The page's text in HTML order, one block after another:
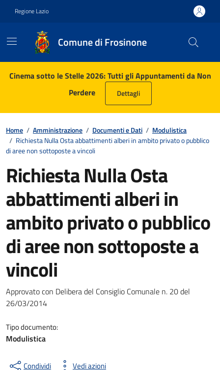
Regione Lazio
Comune di Frosinone
Contenuti in evidenza
Cinema sotto le Stelle 2026: Tutti gli Appuntamenti da Non
Perdere
Dettagli
Home / Amministrazione / Documenti e Dati / Modulistica
/ Richiesta Nulla Osta abbattimenti alberi in ambito privato o pubblico
di aree non sottoposte a vincoli
Richiesta Nulla Osta
abbattimenti alberi in
ambito privato o pubblico
di aree non sottoposte a
vincoli
Dettagli del documento
Approvato con Delibera del Consiglio Comunale n. 20 del
26/03/2014
Tipo documento:
Modulistica
Condividi Vedi azioni